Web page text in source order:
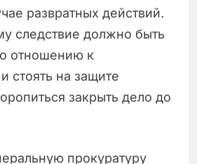
развратных действий.
следствие должно быть
отношению к
стоять на защите
закрыть дело до
прокуратуру